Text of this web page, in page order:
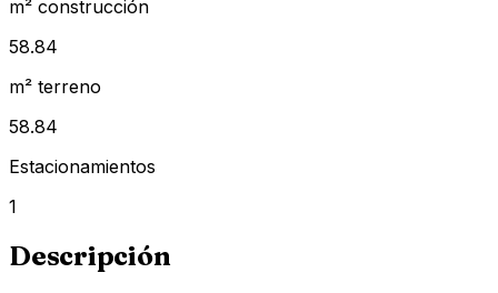
m² construcción
58.84
m² terreno
58.84
Estacionamientos
1
Descripción